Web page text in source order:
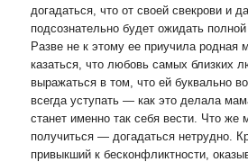
догадаться, что от своей свекрови и
подсознательно будет ожидать
Разве не к этому ее приучила родная
казаться, что любовь самых близких
выражаться в том, что ей буквально
всегда уступать — как это делала
станет именно так себя вести. Что же
получиться — догадаться нетрудно.
привыкший к бесконфликтности,